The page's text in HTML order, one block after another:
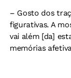
– Gosto dos
figurativas. A
vai além [da]
memórias